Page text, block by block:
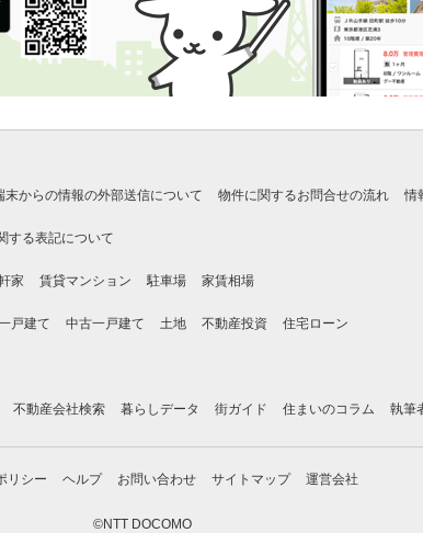
末からの情報の外部送信について 物件に関するお問合せの流れ 情
する表記について
家 賃貸マンション 駐車場 家賃相場
戸建て 中古一戸建て 土地 不動産投資 住宅ローン
不動産会社検索 暮らしデータ 街ガイド 住まいのコラム 執筆
リシー ヘルプ お問い合わせ サイトマップ 運営会社
©NTT DOCOMO